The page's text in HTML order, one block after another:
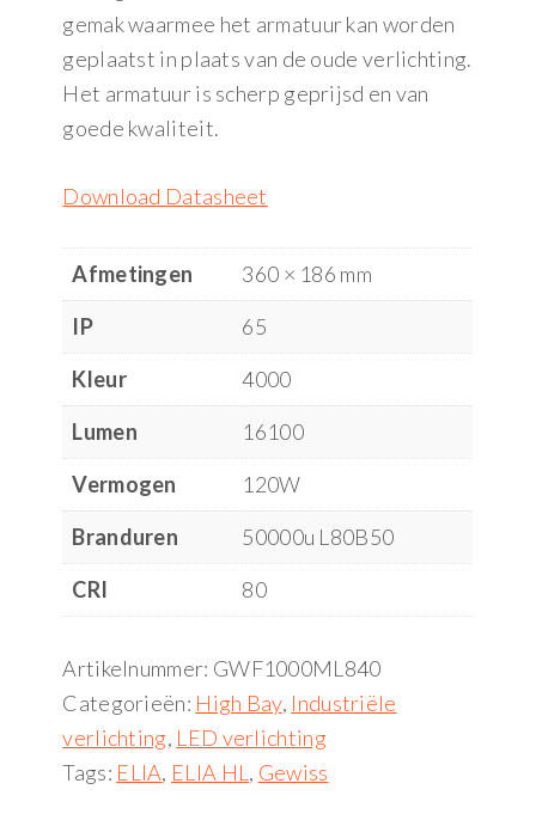
gemak waarmee het armatuur kan worden
geplaatst in plaats van de oude verlichting.
Het armatuur is scherp geprijsd en van
goede kwaliteit.
Download Datasheet
Afmetingen
360 × 186 mm
IP
65
Kleur
4000
Lumen
16100
Vermogen
120W
Branduren
50000u L80B50
CRI
80
Artikelnummer: GWF1000ML840
Categorieën: High Bay, Industriële
verlichting, LED verlichting
Tags: ELIA, ELIA HL , Gewiss